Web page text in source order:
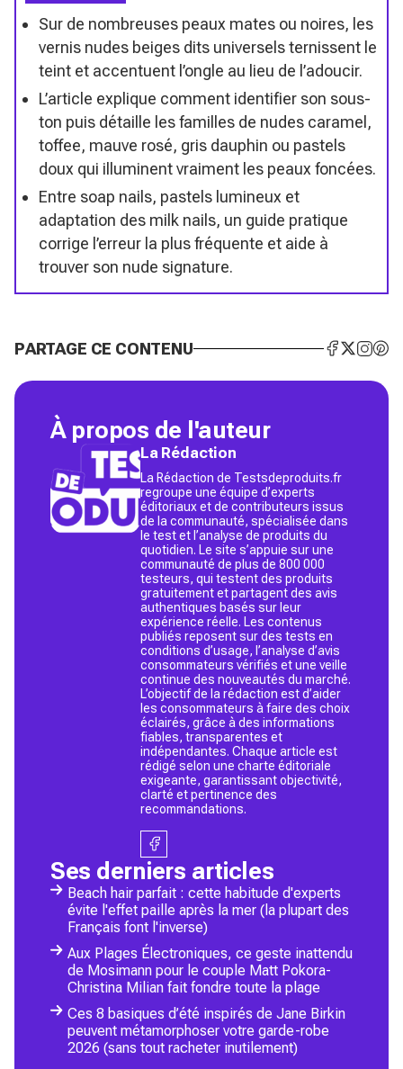
Sur de nombreuses peaux mates ou noires, les
vernis nudes beiges dits universels ternissent le
teint et accentuent l’ongle au lieu de l’adoucir.
L’article explique comment identifier son sous-
ton puis détaille les familles de nudes caramel,
toffee, mauve rosé, gris dauphin ou pastels
doux qui illuminent vraiment les peaux foncées.
Entre soap nails, pastels lumineux et
adaptation des milk nails, un guide pratique
corrige l’erreur la plus fréquente et aide à
trouver son nude signature.
PARTAGE CE CONTENU
À propos de l'auteur
La Rédaction
La Rédaction de Testsdeproduits.fr
regroupe une équipe d’experts
éditoriaux et de contributeurs issus
de la communauté, spécialisée dans
le test et l’analyse de produits du
quotidien. Le site s’appuie sur une
communauté de plus de 800 000
testeurs, qui testent des produits
gratuitement et partagent des avis
authentiques basés sur leur
expérience réelle. Les contenus
publiés reposent sur des tests en
conditions d’usage, l’analyse d’avis
consommateurs vérifiés et une veille
continue des nouveautés du marché.
L’objectif de la rédaction est d’aider
les consommateurs à faire des choix
éclairés, grâce à des informations
fiables, transparentes et
indépendantes. Chaque article est
rédigé selon une charte éditoriale
exigeante, garantissant objectivité,
clarté et pertinence des
recommandations.
Ses derniers articles
Beach hair parfait : cette habitude d'experts
évite l'effet paille après la mer (la plupart des
Français font l'inverse)
Aux Plages Électroniques, ce geste inattendu
de Mosimann pour le couple Matt Pokora-
Christina Milian fait fondre toute la plage
Ces 8 basiques d’été inspirés de Jane Birkin
peuvent métamorphoser votre garde-robe
2026 (sans tout racheter inutilement)